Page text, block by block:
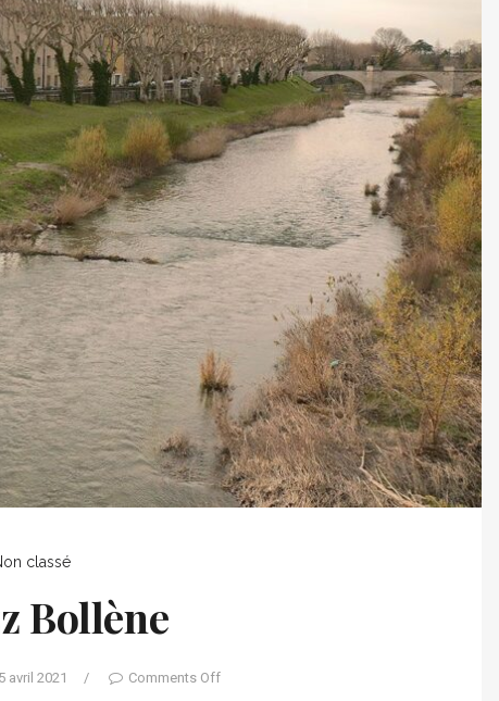
classé
Bollène
avril 2021 / Comments Off